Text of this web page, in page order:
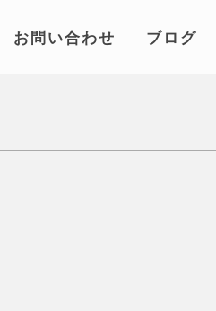
お問い合わせ ブログ